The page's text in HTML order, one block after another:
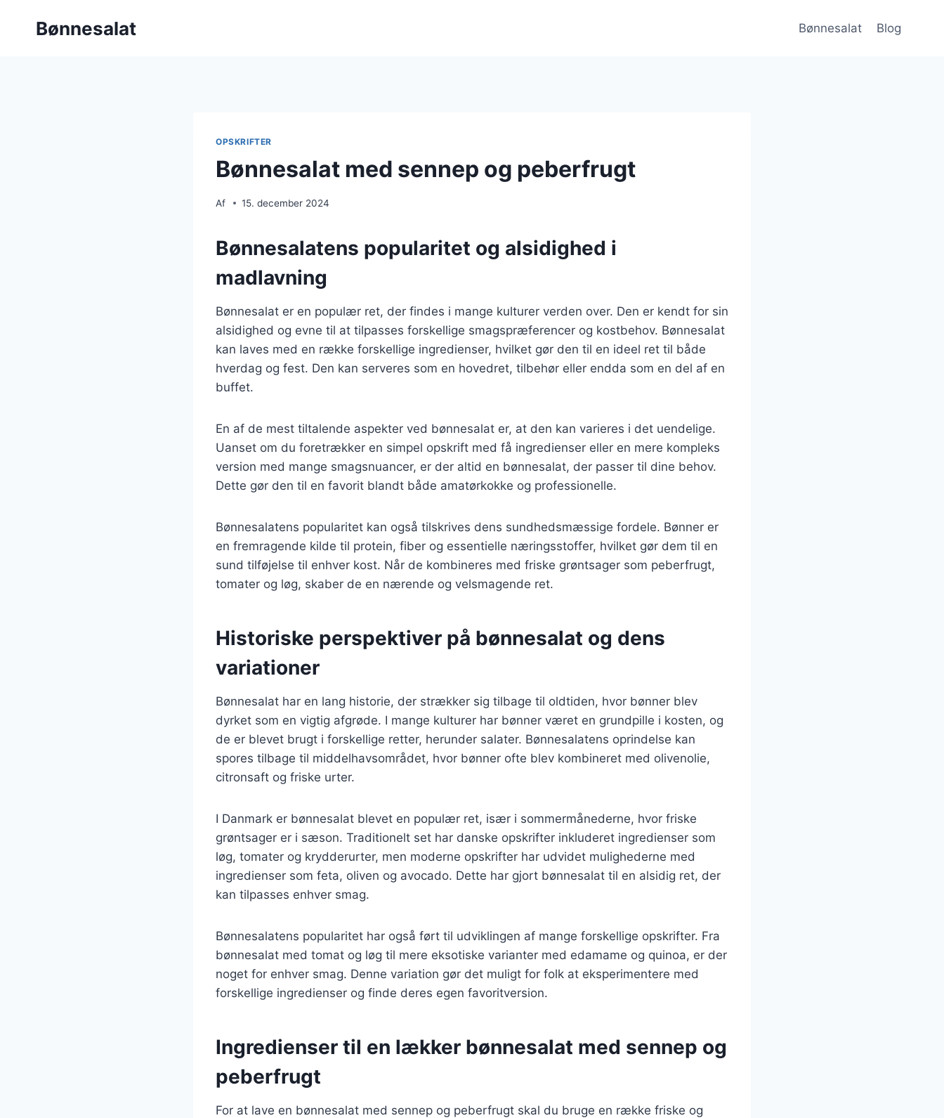
Bønnesalat Bønnesalat Blog
OPSKRIFTER
Bønnesalat med sennep og peberfrugt
Af 15. december 2024
Bønnesalatens popularitet og alsidighed i
madlavning
Bønnesalat er en populær ret, der findes i mange kulturer verden over. Den er kendt for sin
alsidighed og evne til at tilpasses forskellige smagspræferencer og kostbehov. Bønnesalat
kan laves med en række forskellige ingredienser, hvilket gør den til en ideel ret til både
hverdag og fest. Den kan serveres som en hovedret, tilbehør eller endda som en del af en
buffet.
En af de mest tiltalende aspekter ved bønnesalat er, at den kan varieres i det uendelige.
Uanset om du foretrækker en simpel opskrift med få ingredienser eller en mere kompleks
version med mange smagsnuancer, er der altid en bønnesalat, der passer til dine behov.
Dette gør den til en favorit blandt både amatørkokke og professionelle.
Bønnesalatens popularitet kan også tilskrives dens sundhedsmæssige fordele. Bønner er
en fremragende kilde til protein, fiber og essentielle næringsstoffer, hvilket gør dem til en
sund tilføjelse til enhver kost. Når de kombineres med friske grøntsager som peberfrugt,
tomater og løg, skaber de en nærende og velsmagende ret.
Historiske perspektiver på bønnesalat og dens
variationer
Bønnesalat har en lang historie, der strækker sig tilbage til oldtiden, hvor bønner blev
dyrket som en vigtig afgrøde. I mange kulturer har bønner været en grundpille i kosten, og
de er blevet brugt i forskellige retter, herunder salater. Bønnesalatens oprindelse kan
spores tilbage til middelhavsområdet, hvor bønner ofte blev kombineret med olivenolie,
citronsaft og friske urter.
I Danmark er bønnesalat blevet en populær ret, især i sommermånederne, hvor friske
grøntsager er i sæson. Traditionelt set har danske opskrifter inkluderet ingredienser som
løg, tomater og krydderurter, men moderne opskrifter har udvidet mulighederne med
ingredienser som feta, oliven og avocado. Dette har gjort bønnesalat til en alsidig ret, der
kan tilpasses enhver smag.
Bønnesalatens popularitet har også ført til udviklingen af mange forskellige opskrifter. Fra
bønnesalat med tomat og løg til mere eksotiske varianter med edamame og quinoa, er der
noget for enhver smag. Denne variation gør det muligt for folk at eksperimentere med
forskellige ingredienser og finde deres egen favoritversion.
Ingredienser til en lækker bønnesalat med sennep og
peberfrugt
For at lave en bønnesalat med sennep og peberfrugt skal du bruge en række friske og